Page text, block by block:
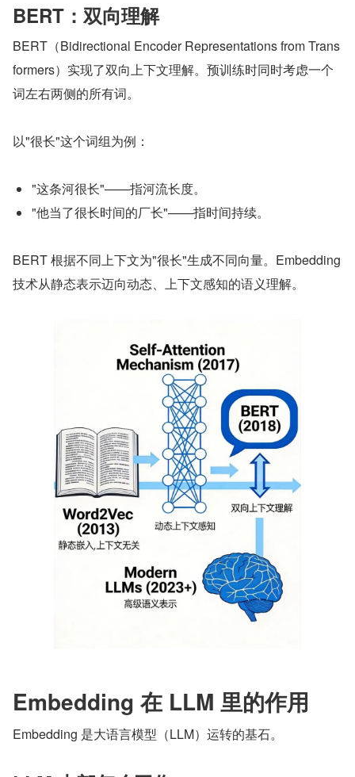
BERT：双向理解
BERT（Bidirectional Encoder Representations from Trans
formers）实现了双向上下文理解。预训练时同时考虑一个
词左右两侧的所有词。
以"很长"这个词组为例：
"这条河很长"——指河流长度。
"他当了很长时间的厂长"——指时间持续。
BERT 根据不同上下文为"很长"生成不同向量。Embedding
技术从静态表示迈向动态、上下文感知的语义理解。
Embedding 在 LLM 里的作用
Embedding 是大语言模型（LLM）运转的基石。